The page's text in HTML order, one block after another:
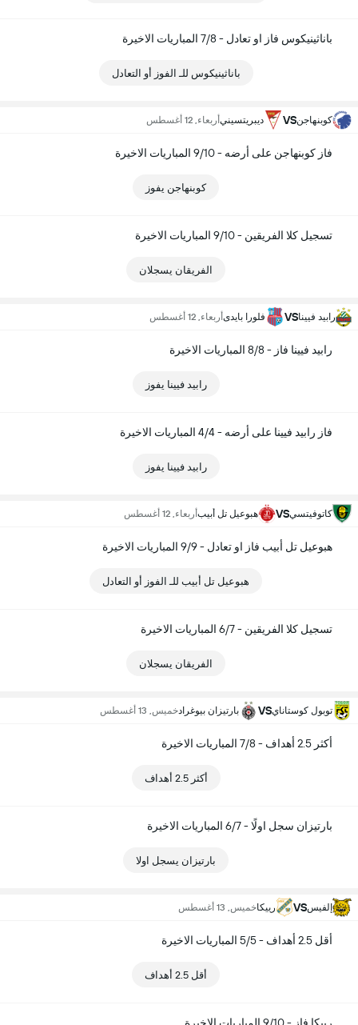
باناثينيكوس فاز او تعادل - 7/8 المباريات الاخيرة
باناثينيكوس للـ الفوز أو التعادل
كوبنهاجنVS ديبريتسيني أربعاء, 12 أغسطس
فاز كوبنهاجن على أرضه - 9/10 المباريات الاخيرة
كوبنهاجن يفوز
تسجيل كلا الفريقين - 9/10 المباريات الاخيرة
الفريقان يسجلان
رابيد فييناVS فلورا بايدى أربعاء, 12 أغسطس
رابيد فيينا فاز - 8/8 المباريات الاخيرة
رابيد فيينا يفوز
فاز رابيد فيينا على أرضه - 4/4 المباريات الاخيرة
رابيد فيينا يفوز
كاتوفيتسيVS هبوعيل تل أبيبأربعاء, 12 أغسطس
هبوعيل تل أبيب فاز او تعادل - 9/9 المباريات الاخيرة
هبوعيل تل أبيب للـ الفوز أو التعادل
تسجيل كلا الفريقين - 6/7 المباريات الاخيرة
الفريقان يسجلان
توبول كوستانايVS بارتيزان بيوغرادخميس, 13 أغسطس
أكثر 2.5 أهداف - 7/8 المباريات الاخيرة
أكثر 2.5 أهداف
بارتيزان سجل اولًا - 6/7 المباريات الاخيرة
بارتيزان يسجل اولا
إلفيسVS رييكاخميس, 13 أغسطس
أقل 2.5 أهداف - 5/5 المباريات الاخيرة
أقل 2.5 أهداف